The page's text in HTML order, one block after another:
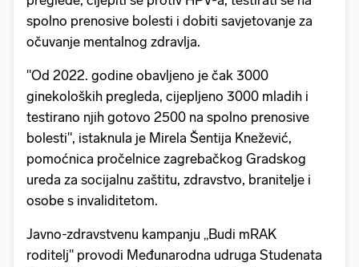
spolno prenosive bolesti i dobiti savjetovanje za
očuvanje mentalnog zdravlja.
"Od 2022. godine obavljeno je čak 3000
ginekoloških pregleda, cijepljeno 3000 mladih i
testirano njih gotovo 2500 na spolno prenosive
bolesti", istaknula je Mirela Šentija Knežević,
pomoćnica pročelnice zagrebačkog Gradskog
ureda za socijalnu zaštitu, zdravstvo, branitelje i
osobe s invaliditetom.
Javno-zdravstvenu kampanju „Budi mRAK
roditelj" provodi Međunarodna udruga Studenata